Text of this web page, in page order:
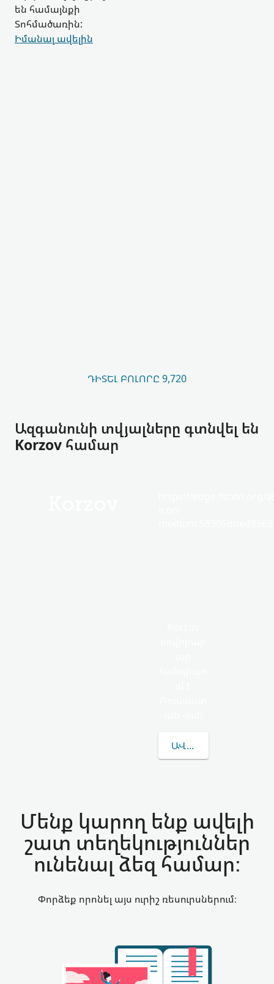
են համայնքի
Տոհմածառին:
Իմանալ ավելին
ԴԻՏԵԼ ԲՈԼՈՐԸ 9,720
Ազգանունի տվյալները գտնվել են
Korzov համար
ԱՎԵԼԻՆ ԻՄԱՆԱԼ
Մենք կարող ենք ավելի
շատ տեղեկություններ
ունենալ ձեզ համար:
Փորձեք որոնել այս ուրիշ ռեսուրսներում։